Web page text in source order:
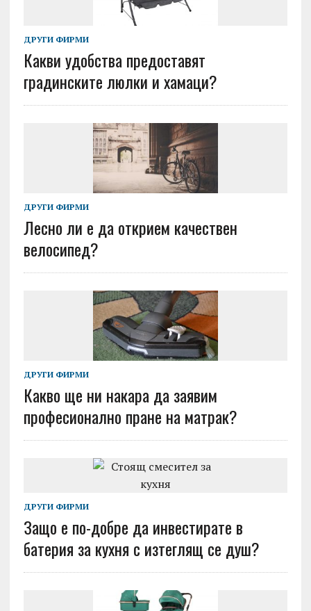
ДРУГИ ФИРМИ
Какви удобства предоставят
градинските люлки и хамаци?
ДРУГИ ФИРМИ
Лесно ли е да открием качествен
велосипед?
ДРУГИ ФИРМИ
Какво ще ни накара да заявим
професионално пране на матрак?
ДРУГИ ФИРМИ
Защо е по-добре да инвестирате в
батерия за кухня с изтеглящ се душ?